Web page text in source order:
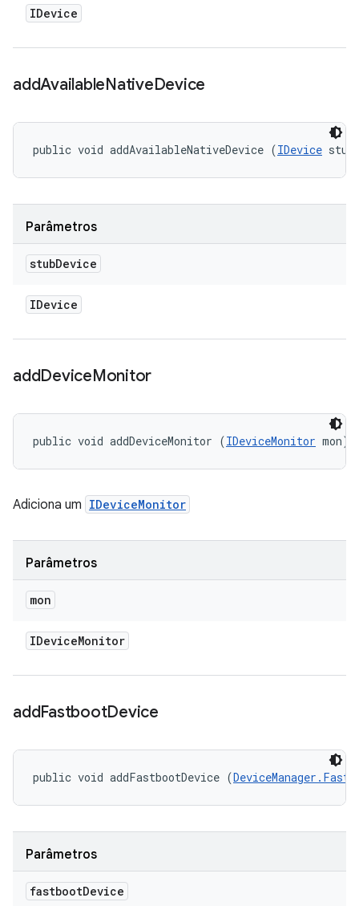
IDevice
addAvailableNativeDevice
public void addAvailableNativeDevice (IDevice
Parâmetros
stubDevice
IDevice
addDeviceMonitor
public void addDeviceMonitor (IDeviceMonitor mon)
Adiciona um IDeviceMonitor
Parâmetros
mon
IDeviceMonitor
addFastbootDevice
public void addFastbootDevice (
Parâmetros
fastbootDevice